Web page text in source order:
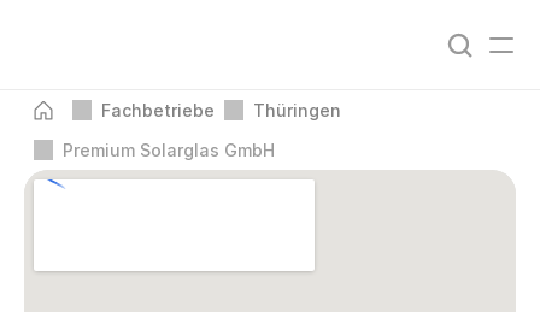
Fachbetriebe
Thüringen
Premium Solarglas GmbH